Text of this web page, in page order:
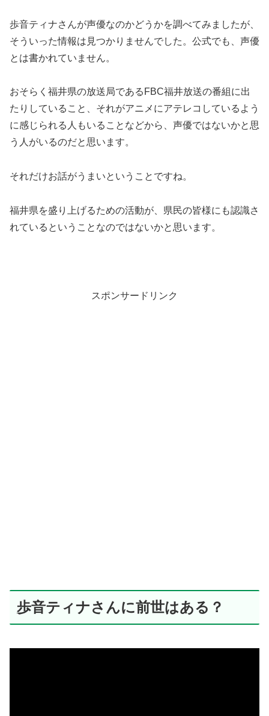
歩音ティナさんが声優なのかどうかを調べてみましたが、
そういった情報は見つかりませんでした。公式でも、声優
とは書かれていません。
おそらく福井県の放送局であるFBC福井放送の番組に出
たりしていること、それがアニメにアテレコしているよう
に感じられる人もいることなどから、声優ではないかと思
う人がいるのだと思います。
それだけお話がうまいということですね。
福井県を盛り上げるための活動が、県民の皆様にも認識さ
れているということなのではないかと思います。
スポンサードリンク
歩音ティナさんに前世はある？